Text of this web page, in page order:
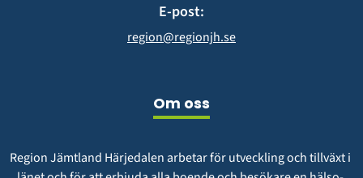
E-post:
region@regionjh.se
Om oss
Region Jämtland Härjedalen arbetar för utveckling och tillväxt i